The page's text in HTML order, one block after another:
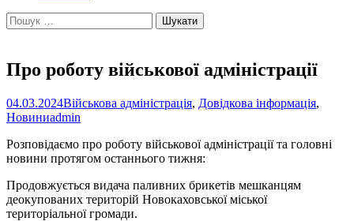
Пошук:
Про роботу військової адміністрації
04.03.2024Військова адміністрація, Довідкова інформація,
Новиниadmin
Розповідаємо про роботу військової адміністрації та головні
новини протягом останнього тижня:
Продовжується видача паливних брикетів мешканцям
деокупованих територій Новокаховської міської
територіальної громади.